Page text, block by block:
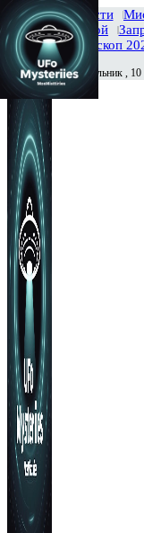
Главная Новости
Тайны вселенной
История
Гороскоп
Сегодня Понедельник ,